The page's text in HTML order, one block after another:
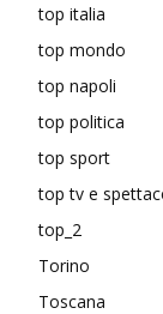
top italia
top mondo
top napoli
top politica
top sport
top tv e
top_2
Torino
Toscana